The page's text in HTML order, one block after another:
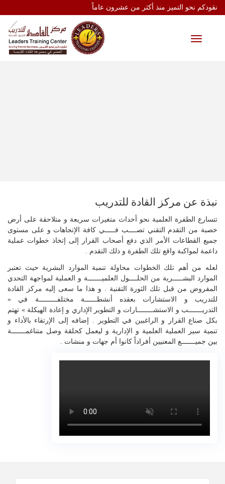
نقودكم نحو التميز منذ أكثر من عشرون عاماً
Toggle
نبذة عن مركز القادة للتدريب
تتسارع الطفرة العلمية نحو أحداث متغيرات سريعة و متلاحقة على أرض
خصبة من التقدم التقني تصــــب فـــــي كافة الإتجاهات و على مستوى
جميع القطاعات الأمر الذي دفع أصحاب القرار إلى إتخاذ خطوات عملية
داعمة لمواكبة واقع تلك الطفرة و ذلك التقدم .
لعله من أهم تلك الخطوات محاولة تنمية الموارد البشرية حيث تعتبر
الموارد البشـــــرية من الحلــــول العلميـــــــة و العملية لمواجهة التحدي
المفروض من قبل تلك الثورة التقنية . و هذا ما سعى إليه مركز القادة
للتدريب و الاستشارات بعقده أنشطــــــة مختلفـــــــــة في «
التدريـــــــب و الاستشــــــــارات و التطوير الإداري و إعادة الهيكلة » تهتم
بكل صناع القرار و الراغبين في التطوير . إضافه إلى الإرتقاء بالأداء و
تنمية سير العملية العلمية و الإدارية و ليعمل كحلقة وصل متناغمـــــــة
بين جميـــــــع المعنيين أفراداً كانوا أم جهات و منشات .